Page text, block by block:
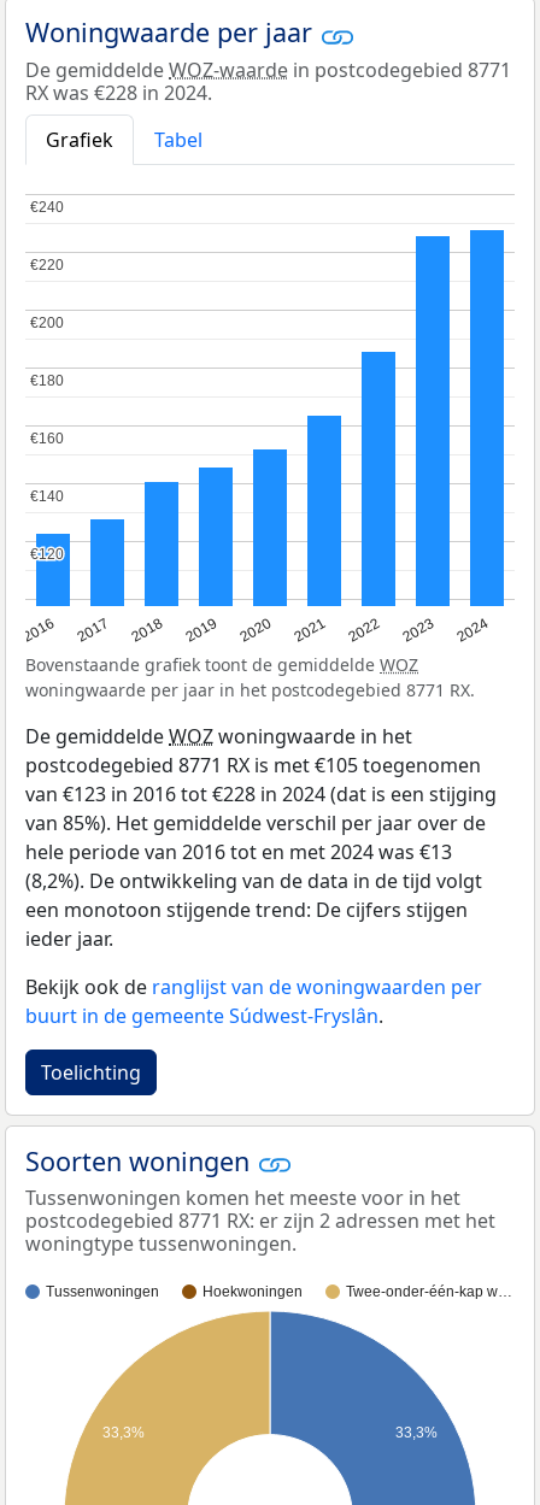
Woningwaarde per jaar
De gemiddeldeWOZ-waarde in postcodegebied 8771
RX was €228 in 2024.
Grafiek
Tabel
2016 2017 2018 2019 2020 2021 2022 2023 2024
€120
€120
€140
€140
€160
€160
€180
€180
€200
€200
€220
€220
€240
€240
Bovenstaande grafiek toont de gemiddelde WOZ
woningwaarde per jaar in het postcodegebied 8771 RX.
De gemiddeldeWOZwoningwaarde in het
postcodegebied 8771 RX is met €105 toegenomen
van €123 in 2016 tot €228 in 2024 (dat is een stijging
van 85%). Het gemiddelde verschil per jaar over de
hele periode van 2016 tot en met 2024 was €13
(8,2%). De ontwikkeling van de data in de tijd volgt
een monotoon stijgende trend: De cijfers stijgen
ieder jaar.
Bekijk ook de ranglijst van de woningwaarden per
buurt in de gemeente Súdwest-Fryslân.
Toelichting
Soorten woningen
Tussenwoningen komen het meeste voor in het
postcodegebied 8771 RX: er zijn 2 adressen met het
woningtype tussenwoningen.
Tussenwoningen Hoekwoningen Twee-onder-één-kap w…
33,3%
33,3%